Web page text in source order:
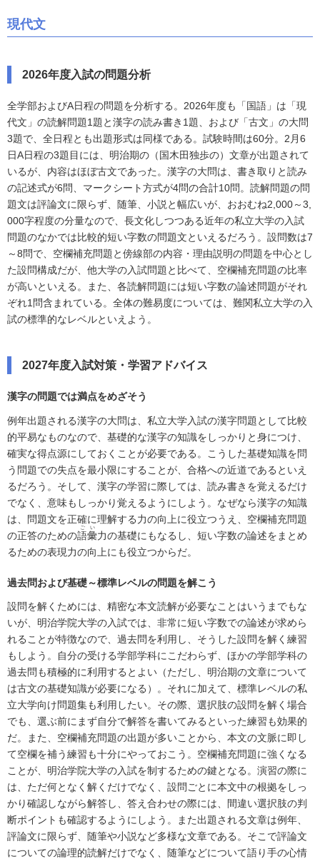
現代文
2026年度入試の問題分析
全学部およびA日程の問題を分析する。2026年度も「国語」は「現
代文」の読解問題1題と漢字の読み書き1題、および「古文」の大問
3題で、全日程とも出題形式は同様である。試験時間は60分。2月6
日A日程の3題目には、明治期の（国木田独歩の）文章が出題されて
いるが、内容はほぼ古文であった。漢字の大問は、書き取りと読み
の記述式が6問、マークシート方式が4問の合計10問。読解問題の問
題文は評論文に限らず、随筆、小説と幅広いが、おおむね2,000～3,
000字程度の分量なので、長文化しつつある近年の私立大学の入試
問題のなかでは比較的短い字数の問題文といえるだろう。設問数は7
～8問で、空欄補充問題と傍線部の内容・理由説明の問題を中心とし
た設問構成だが、他大学の入試問題と比べて、空欄補充問題の比率
が高いといえる。また、各読解問題には短い字数の論述問題がそれ
ぞれ1問含まれている。全体の難易度については、難関私立大学の入
試の標準的なレベルといえよう。
2027年度入試対策・学習アドバイス
漢字の問題では満点をめざそう
例年出題される漢字の大問は、私立大学入試の漢字問題として比較
的平易なものなので、基礎的な漢字の知識をしっかりと身につけ、
確実な得点源にしておくことが必要である。こうした基礎知識を問
う問題での失点を最小限にすることが、合格への近道であるといえ
るだろう。そして、漢字の学習に際しては、読み書きを覚えるだけ
でなく、意味もしっかり覚えるようにしよう。なぜなら漢字の知識
は、問題文を正確に理解する力の向上に役立つうえ、空欄補充問題
の正答のための語彙
ごい
力の基礎にもなるし、短い字数の論述をまとめ
るための表現力の向上にも役立つからだ。
過去問および基礎～標準レベルの問題を解こう
設問を解くためには、精密な本文読解が必要なことはいうまでもな
いが、明治学院大学の入試では、非常に短い字数での論述が求めら
れることが特徴なので、過去問を利用し、そうした設問を解く練習
もしよう。自分の受ける学部学科にこだわらず、ほかの学部学科の
過去問も積極的に利用するとよい（ただし、明治期の文章について
は古文の基礎知識が必要になる）。それに加えて、標準レベルの私
立大学向け問題集も利用したい。その際、選択肢の設問を解く場合
でも、選ぶ前にまず自分で解答を書いてみるといった練習も効果的
だ。また、空欄補充問題の出題が多いことから、本文の文脈に即し
て空欄を補う練習も十分にやっておこう。空欄補充問題に強くなる
ことが、明治学院大学の入試を制するための鍵となる。演習の際に
は、ただ何となく解くだけでなく、設問ごとに本文中の根拠をしっ
かり確認しながら解答し、答え合わせの際には、間違い選択肢の判
断ポイントも確認するようにしよう。また出題される文章は例年、
評論文に限らず、随筆や小説など多様な文章である。そこで評論文
についての論理的読解だけでなく、随筆などについて語り手の心情